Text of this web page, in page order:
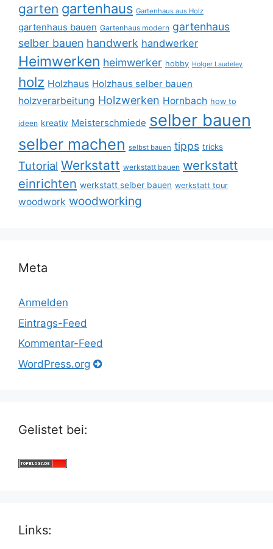
garten gartenhaus Gartenhaus aus Holz
gartenhaus bauen Gartenhaus modern gartenhaus
selber bauen handwerk handwerker
Heimwerken heimwerker hobby Holger Laudeley
holz Holzhaus Holzhaus selber bauen
holzverarbeitung Holzwerken Hornbach how to
ideen kreativ Meisterschmiede selber bauen
selber machen selbst bauen tipps tricks
Tutorial Werkstatt werkstatt bauen werkstatt
einrichten werkstatt selber bauen werkstatt tour
woodwork woodworking
Meta
Anmelden
Eintrags-Feed
Kommentar-Feed
WordPress.org
Gelistet bei:
Links: